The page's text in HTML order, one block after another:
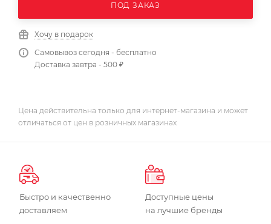
ПОД ЗАКАЗ
Хочу в подарок
Самовывоз сегодня - бесплатно
Доставка завтра - 500 ₽
Цена действительна только для интернет-магазина и может
отличаться от цен в розничных магазинах
Быстро и качественно
доставляем
Доступные цены
на лучшие бренды